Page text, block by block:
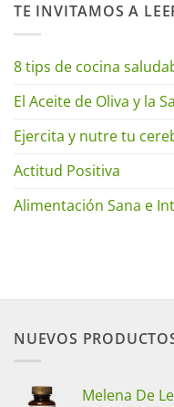
TE INVITAMOS A
8 tips de cocina
El Aceite de Oliva y la
Ejercita y nutre tu
Actitud Positiva
Alimentación Sana e
NUEVOS
Melena De